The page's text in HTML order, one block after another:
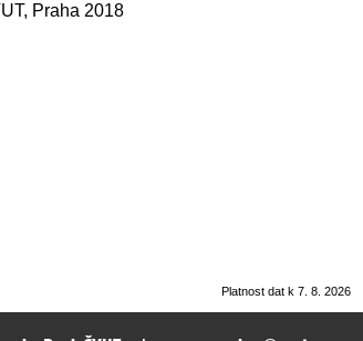
Praha 2018
Platnost dat k 7. 8. 2026